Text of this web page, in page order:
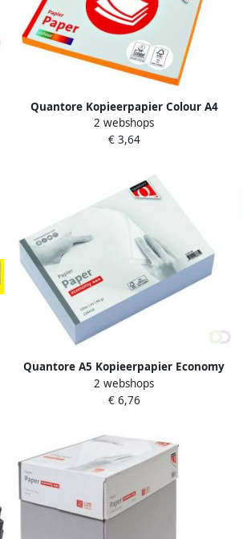
Quantore Kopieerpapier Colour A4
160gr diepgeel 50 vel
2 webshops
€ 3,64
Quantore A5 Kopieerpapier Economy
80gr wit 500vel
2 webshops
€ 6,76